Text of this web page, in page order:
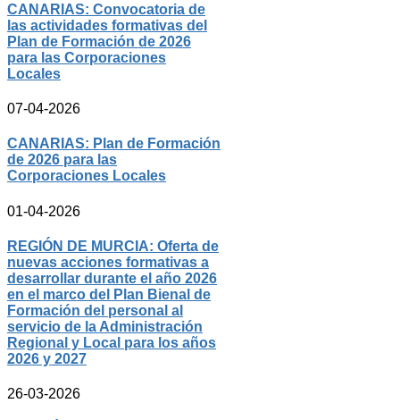
CANARIAS: Convocatoria de
las actividades formativas del
Plan de Formación de 2026
para las Corporaciones
Locales
07-04-2026
CANARIAS: Plan de Formación
de 2026 para las
Corporaciones Locales
01-04-2026
REGIÓN DE MURCIA: Oferta de
nuevas acciones formativas a
desarrollar durante el año 2026
en el marco del Plan Bienal de
Formación del personal al
servicio de la Administración
Regional y Local para los años
2026 y 2027
26-03-2026